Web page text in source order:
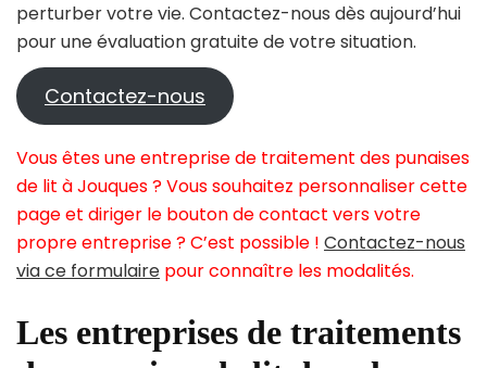
perturber votre vie. Contactez-nous dès aujourd’hui
pour une évaluation gratuite de votre situation.
Contactez-nous
Vous êtes une entreprise de traitement des punaises
de lit à Jouques ? Vous souhaitez personnaliser cette
page et diriger le bouton de contact vers votre
propre entreprise ? C’est possible ! Contactez-nous
via ce formulaire pour connaître les modalités.
Les entreprises de traitements